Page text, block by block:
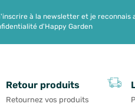
à la newsletter et je reconnais
d'Happy Garden
Retour produits
Retournez vos produits